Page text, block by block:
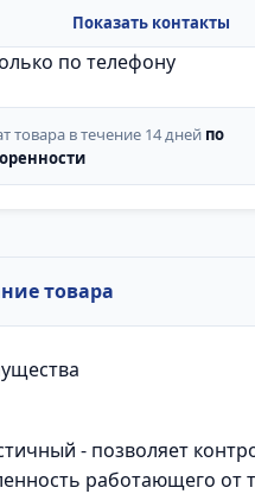
по телефону
товара в течение 14 дней по
товара
- позволяет
работающего от